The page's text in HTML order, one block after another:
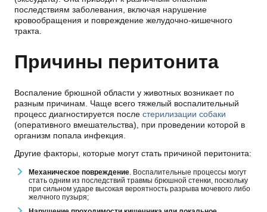
последствиям заболевания, включая нарушение
кровообращения и повреждение желудочно-кишечного
тракта.
Причины перитонита
Воспаление брюшной области у животных возникает по
разным причинам. Чаще всего тяжелый воспалительный
процесс диагностируется после стерилизации собаки
(оперативного вмешательства), при проведении которой в
организм попала инфекция.
Другие факторы, которые могут стать причиной перитонита:
Механическое повреждение. Воспалительные процессы могут
стать одним из последствий травмы брюшной стенки, поскольку
при сильном ударе высокая вероятность разрыва мочевого либо
желчного пузыря;